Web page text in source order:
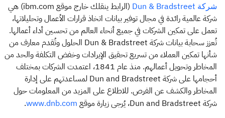
شركة Dun & Bradstreet
(الرابط ينقلك خارج موقع ibm.com) هي
شركة عالمية رائدة في مجال توفير بيانات اتخاذ قرارات الأعمال وتحليلاتها،
تعمل على تمكين الشركات في جميع أنحاء العالم من تحسين أداء أعمالها.
تُعزز سحابة بيانات شركة Dun & Bradstreet الحلول وتُقدم معارف من
شأنها تمكين العملاء من تسريع تحقيق الإيرادات وخفض التكلفة والحد من
المخاطر وتحويل أعمالهم. منذ عام 1841، اعتمدت الشركات بمختلف
أحجامها على شركة Dun and Bradstreet لمساعدتهم على إدارة
المخاطر والكشف عن الفرص. للاطلاع على المزيد من المعلومات حول
شركة Dun and Bradstreet، يُرجى زيارة موقع
www.dnb.com
.